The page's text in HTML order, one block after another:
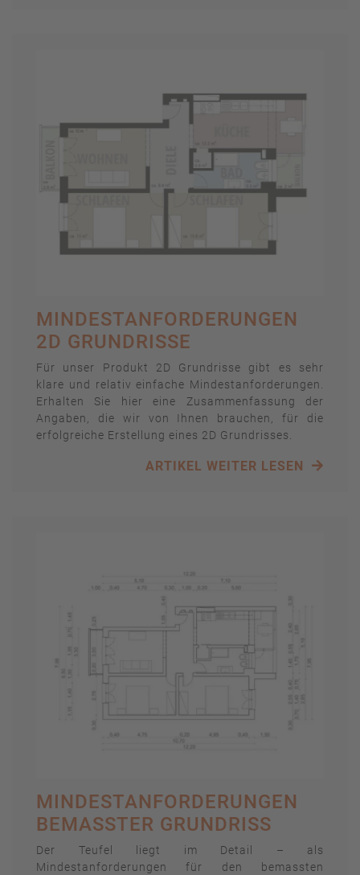
MINDESTANFORDERUNGEN
2D GRUNDRISSE
Für unser Produkt 2D Grundrisse gibt es sehr
klare und relativ einfache Mindestanforderungen.
Erhalten Sie hier eine Zusammenfassung der
Angaben, die wir von Ihnen brauchen, für die
erfolgreiche Erstellung eines 2D Grundrisses.
ARTIKEL WEITER LESEN
MINDESTANFORDERUNGEN
BEMASSTER GRUNDRISS
Der Teufel liegt im Detail – als
Mindestanforderungen für den bemassten